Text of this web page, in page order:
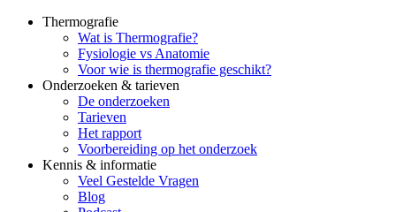
Thermografie
Wat is Thermografie?
Fysiologie vs Anatomie
Voor wie is thermografie geschikt?
Onderzoeken & tarieven
De onderzoeken
Tarieven
Het rapport
Voorbereiding op het onderzoek
Kennis & informatie
Veel Gestelde Vragen
Blog